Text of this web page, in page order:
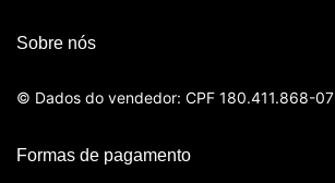
Sobre nós
© Dados do vendedor: CPF 180.411.868-07
Formas de pagamento